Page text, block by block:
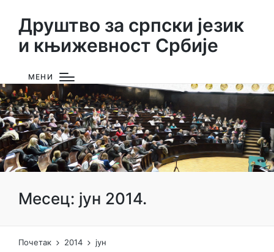
Друштво за српски језик
и књижевност Србије
МЕНИ
Месец: јун 2014.
Почетак 2014 јун